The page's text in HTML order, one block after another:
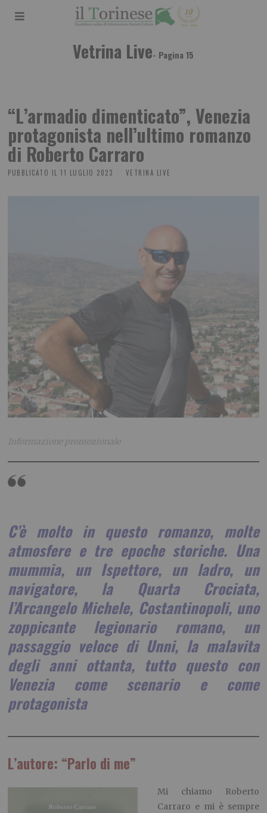
Vetrina Live- Pagina 15
“L’armadio dimenticato”, Venezia
protagonista nell’ultimo romanzo
di Roberto Carraro
PUBBLICATO IL 11 LUGLIO 2023 VETRINA LIVE
Informazione promozionale
C’è molto in questo romanzo, molte
atmosfere e tre epoche storiche. Una
mummia, un Ispettore, un ladro, un
navigatore, la Quarta Crociata,
l’Arcangelo Michele, Costantinopoli, uno
zoppicante legionario romano, un
passaggio veloce di Unni, la malavita
degli anni ottanta, tutto questo con
Venezia come scenario e come
protagonista
L’autore: “Parlo di me”
Mi chiamo Roberto
Carraro e mi è sempre